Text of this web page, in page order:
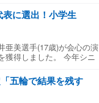
など世界トップレベルの
選ばれました。 練習で
け順調な調整ぶりを見
の舞台。その夢の舞台
準備していきたい。」 ミ
ア女子は日本時間18日に
表に選出！小学生
亜美選手(17歳)が会心の演
獲得しました。 今年シニ
本フィギュア』に臨み
魅せます。 ■解説 荒川
のトリプルアクセルを完
五輪で結果を残す